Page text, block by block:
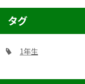
タグ
1年生